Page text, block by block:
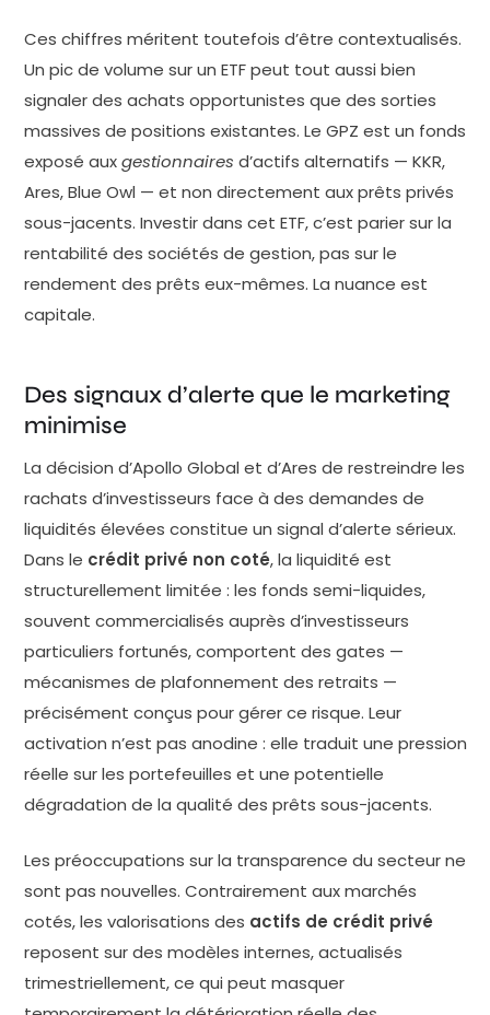
Ces chiffres méritent toutefois d’être contextualisés.
Un pic de volume sur un ETF peut tout aussi bien
signaler des achats opportunistes que des sorties
massives de positions existantes. Le GPZ est un fonds
exposé auxgestionnaires d’actifs alternatifs — KKR,
Ares, Blue Owl — et non directement aux prêts privés
sous-jacents. Investir dans cet ETF, c’est parier sur la
rentabilité des sociétés de gestion, pas sur le
rendement des prêts eux-mêmes. La nuance est
capitale.
Des signaux d’alerte que le marketing
minimise
La décision d’Apollo Global et d’Ares de restreindre les
rachats d’investisseurs face à des demandes de
liquidités élevées constitue un signal d’alerte sérieux.
Dans le crédit privé non coté, la liquidité est
structurellement limitée : les fonds semi-liquides,
souvent commercialisés auprès d’investisseurs
particuliers fortunés, comportent des gates —
mécanismes de plafonnement des retraits —
précisément conçus pour gérer ce risque. Leur
activation n’est pas anodine : elle traduit une pression
réelle sur les portefeuilles et une potentielle
dégradation de la qualité des prêts sous-jacents.
Les préoccupations sur la transparence du secteur ne
sont pas nouvelles. Contrairement aux marchés
cotés, les valorisations des actifs de crédit privé
reposent sur des modèles internes, actualisés
trimestriellement, ce qui peut masquer